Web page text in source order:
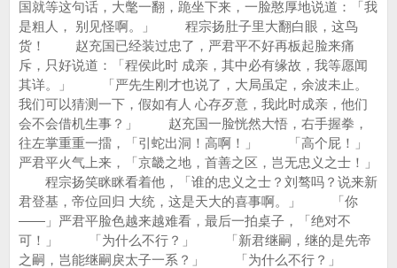
国就等这句话，大氅一翻，跪坐下来，一脸憨厚地说道：「我
是粗人， 别见怪啊。」 程宗扬肚子里大翻白眼，这鸟
货！ 赵充国已经装过忠了，严君平不好再板起脸来痛
斥，只好说道：「程侯此时 成亲，其中必有缘故，我等愿闻
其详。」 「严先生刚才也说了，大局虽定，余波未止。
我们可以猜测一下，假如有人 心存歹意，我此时成亲，他们
会不会借机生事？」 赵充国一脸恍然大悟，右手握拳，
往左掌重重一擂，「引蛇出洞！高啊！」 「高个屁！」
严君平火气上来，「京畿之地，首善之区，岂无忠义之士！」
程宗扬笑眯眯看着他，「谁的忠义之士？刘骜吗？说来新
君登基，帝位回归 大统，这是天大的喜事啊。」 「你
——」严君平脸色越来越难看，最后一拍桌子，「绝对不
可！」 「为什么不行？」 「新君继嗣，继的是先帝
之嗣，岂能继嗣戾太子一系？」 「为什么不行？」